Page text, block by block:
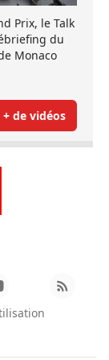
Prix, le Talk
du
Monaco
+ de vidéos